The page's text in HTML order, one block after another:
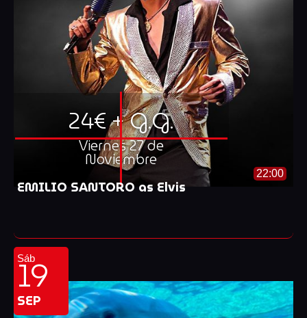
24€ + G.G.
Viernes 27 de
Noviembre
22:00
EMILIO SANTORO as Elvis
Sáb
19
SEP